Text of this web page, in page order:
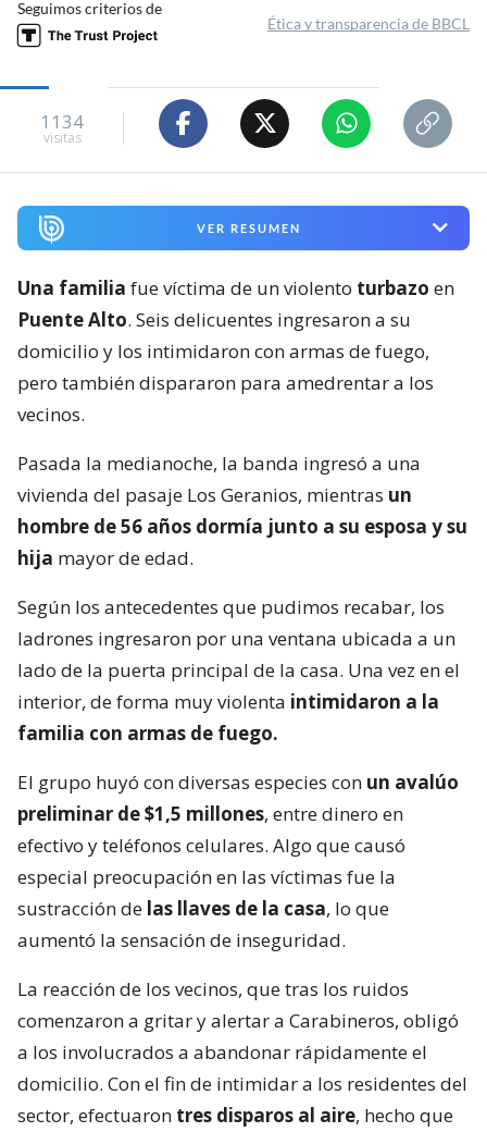
Seguimos criterios de
Ética y transparencia de BBCL
1134
visitas
VER RESUMEN
Una familia fue víctima de un violento turbazo en
Puente Alto. Seis delicuentes ingresaron a su
domicilio y los intimidaron con armas de fuego,
pero también dispararon para amedrentar a los
vecinos.
Pasada la medianoche, la banda ingresó a una
vivienda del pasaje Los Geranios, mientras un
hombre de 56 años dormía junto a su esposa y su
hija mayor de edad.
Según los antecedentes que pudimos recabar, los
ladrones ingresaron por una ventana ubicada a un
lado de la puerta principal de la casa. Una vez en el
interior, de forma muy violenta intimidaron a la
familia con armas de fuego.
El grupo huyó con diversas especies con un avalúo
preliminar de $1,5 millones, entre dinero en
efectivo y teléfonos celulares. Algo que causó
especial preocupación en las víctimas fue la
sustracción de las llaves de la casa, lo que
aumentó la sensación de inseguridad.
La reacción de los vecinos, que tras los ruidos
comenzaron a gritar y alertar a Carabineros, obligó
a los involucrados a abandonar rápidamente el
domicilio. Con el fin de intimidar a los residentes del
sector, efectuaron tres disparos al aire, hecho que